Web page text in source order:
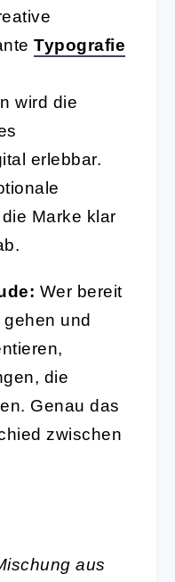
Typografie
wird die
erlebbar.
Marke klar
Wer bereit
und
die
Genau das
zwischen
aus